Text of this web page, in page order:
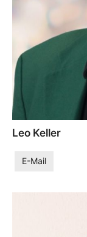
Leo Keller
E-Mail